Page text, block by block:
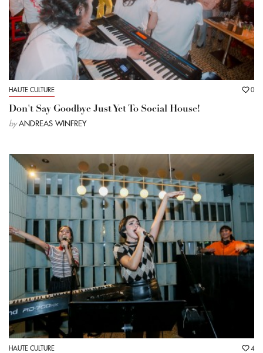
HAUTE CULTURE 0
Don't Say Goodbye Just Yet To Social House!
by ANDREAS WINFREY
HAUTE CULTURE 4